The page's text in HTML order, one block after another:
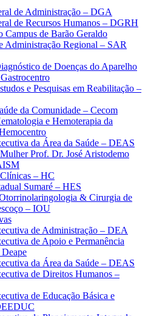
de Administração – DGA
de Recursos Humanos – DGRH
Campus de Barão Geraldo
Administração Regional – SAR
de Doenças do Aparelho
e Pesquisas em Reabilitação –
da Comunidade – Cecom
e Hemoterapia da
da Área da Saúde – DEAS
Prof. Dr. José Aristodemo
– HC
Sumaré – HES
& Cirurgia de
– IOU
de Administração – DEA
de Apoio e Permanência
da Área da Saúde – DEAS
de Direitos Humanos –
de Educação Básica e